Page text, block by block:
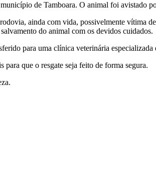
de Tamboara. O animal foi avistado
ainda com vida, possivelmente vítima
do animal com os devidos cuidados.
para uma clínica veterinária
que o resgate seja feito de forma segura.